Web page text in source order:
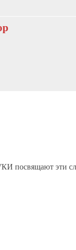
посвящают эти